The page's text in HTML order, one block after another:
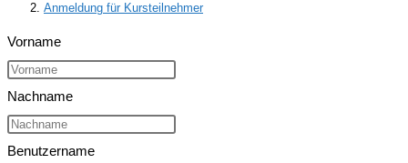
Anmeldung für Kursteilnehmer
Vorname
Nachname
Benutzername